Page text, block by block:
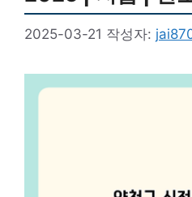
2025-03-21 작성자: